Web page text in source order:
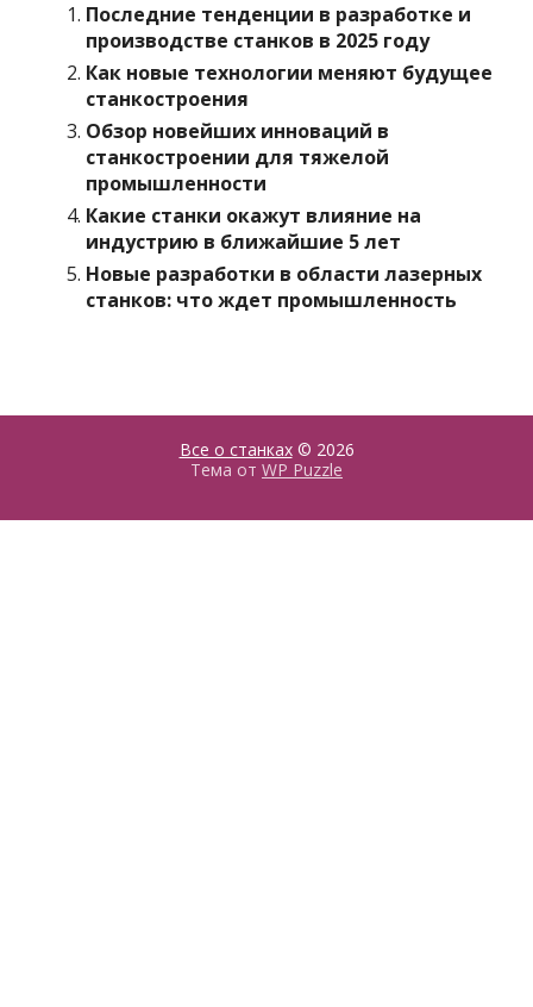
Последние тенденции в разработке и
производстве станков в 2025 году
Как новые технологии меняют будущее
станкостроения
Обзор новейших инноваций в
станкостроении для тяжелой
промышленности
Какие станки окажут влияние на
индустрию в ближайшие 5 лет
Новые разработки в области лазерных
станков: что ждет промышленность
Все о станках© 2026
Тема от WP Puzzle